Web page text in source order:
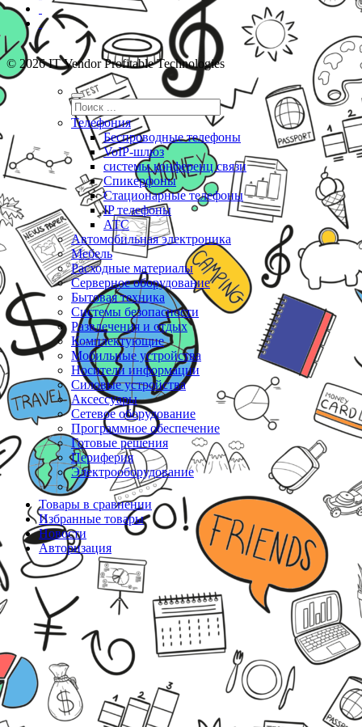
© 2026 IT Vendor Profitable Technologies
Телефония
Беспроводные телефоны
VoIP-шлюз
системы конференц связи
Спикерфоны
Стационарные телефоны
IP телефоны
АТС
Автомобильная электроника
Мебель
Расходные материалы
Серверное оборудование
Бытовая техника
Системы безопасности
Развлечения и отдых
Комплектующие
Мобильные устройства
Носители информации
Силовые устройства
Аксессуары
Сетевое оборудование
Программное обеспечение
Готовые решения
Периферия
Электрооборудование
Товары в сравнении
Избранные товары
Новости
Авторизация